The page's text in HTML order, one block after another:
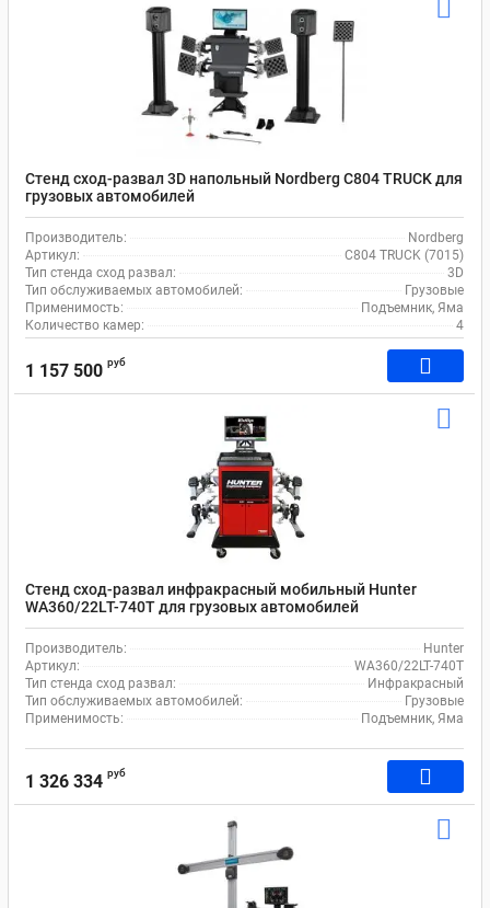
Стенд сход-развал 3D напольный Nordberg C804 TRUCK для
грузовых автомобилей
Производитель:
Nordberg
Артикул:
C804 TRUCK (7015)
Тип стенда сход развал:
3D
Тип обслуживаемых автомобилей:
Грузовые
Применимость:
Подъемник, Яма
Количество камер:
4
1 157 500 руб
Стенд сход-развал инфракрасный мобильный Hunter
WA360/22LT-740T для грузовых автомобилей
Производитель:
Hunter
Артикул:
WA360/22LT-740T
Тип стенда сход развал:
Инфракрасный
Тип обслуживаемых автомобилей:
Грузовые
Применимость:
Подъемник, Яма
1 326 334 руб